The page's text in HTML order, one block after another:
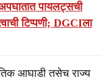
पायलट्सची
टिप्पणी; DGCIला
आघाडी तसेच राज्य